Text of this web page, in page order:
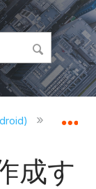
りたたむ
成す